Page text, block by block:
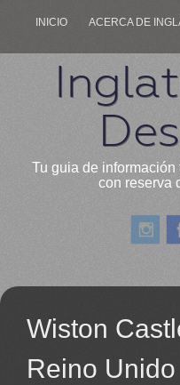
INICIO ACERCA DE
Tu guia de
con reserva
Wiston
Reino Unido